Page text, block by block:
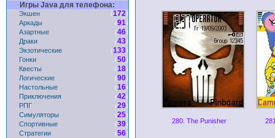
Игры Java для телефона:
Экшен (172)
Аркады
(91)
Азартные
(46)
Драки
(43)
Экзотические
(133)
Гонки
(50)
Квесты
(18)
Логические
(90)
Настольные
(16)
Приключения
(42)
РПГ
(29)
Симуляторы
(25)
Спортивные
(39)
Стратегии
(56)
280. The Punisher